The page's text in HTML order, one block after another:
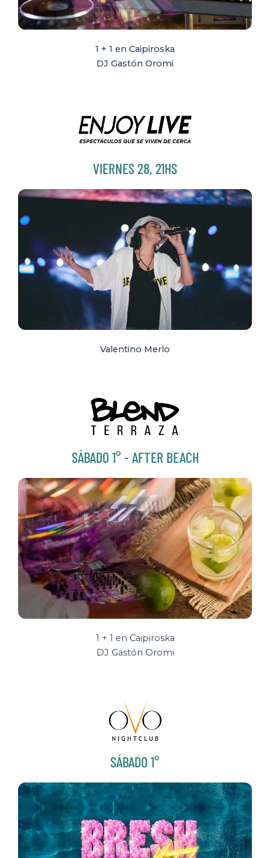
1 + 1 en Caipiroska
DJ Gastón Oromi
VIERNES 28, 21HS
Valentino Merlo
SÁBADO 1° - AFTER BEACH
1 + 1 en Caipiroska
DJ Gastón Oromi
SÁBADO 1°